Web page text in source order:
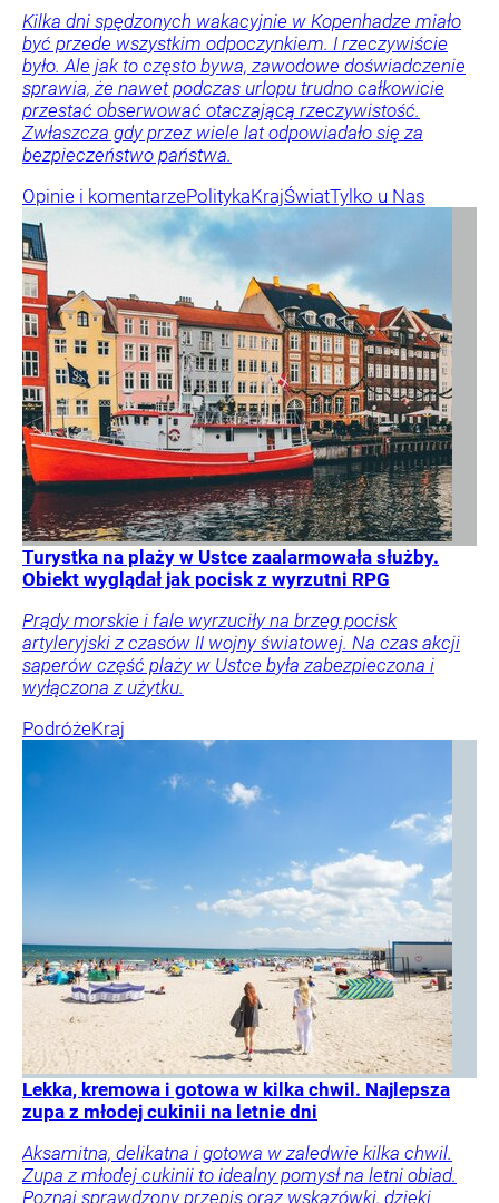
Kilka dni spędzonych wakacyjnie w Kopenhadze miało
być przede wszystkim odpoczynkiem. I rzeczywiście
było. Ale jak to często bywa, zawodowe doświadczenie
sprawia, że nawet podczas urlopu trudno całkowicie
przestać obserwować otaczającą rzeczywistość.
Zwłaszcza gdy przez wiele lat odpowiadało się za
bezpieczeństwo państwa.
Opinie i komentarzePolitykaKrajŚwiatTylko u Nas
Turystka na plaży w Ustce zaalarmowała służby.
Obiekt wyglądał jak pocisk z wyrzutni RPG
Prądy morskie i fale wyrzuciły na brzeg pocisk
artyleryjski z czasów II wojny światowej. Na czas akcji
saperów część plaży w Ustce była zabezpieczona i
wyłączona z użytku.
PodróżeKraj
Lekka, kremowa i gotowa w kilka chwil. Najlepsza
zupa z młodej cukinii na letnie dni
Aksamitna, delikatna i gotowa w zaledwie kilka chwil.
Zupa z młodej cukinii to idealny pomysł na letni obiad.
Poznaj sprawdzony przepis oraz wskazówki, dzięki